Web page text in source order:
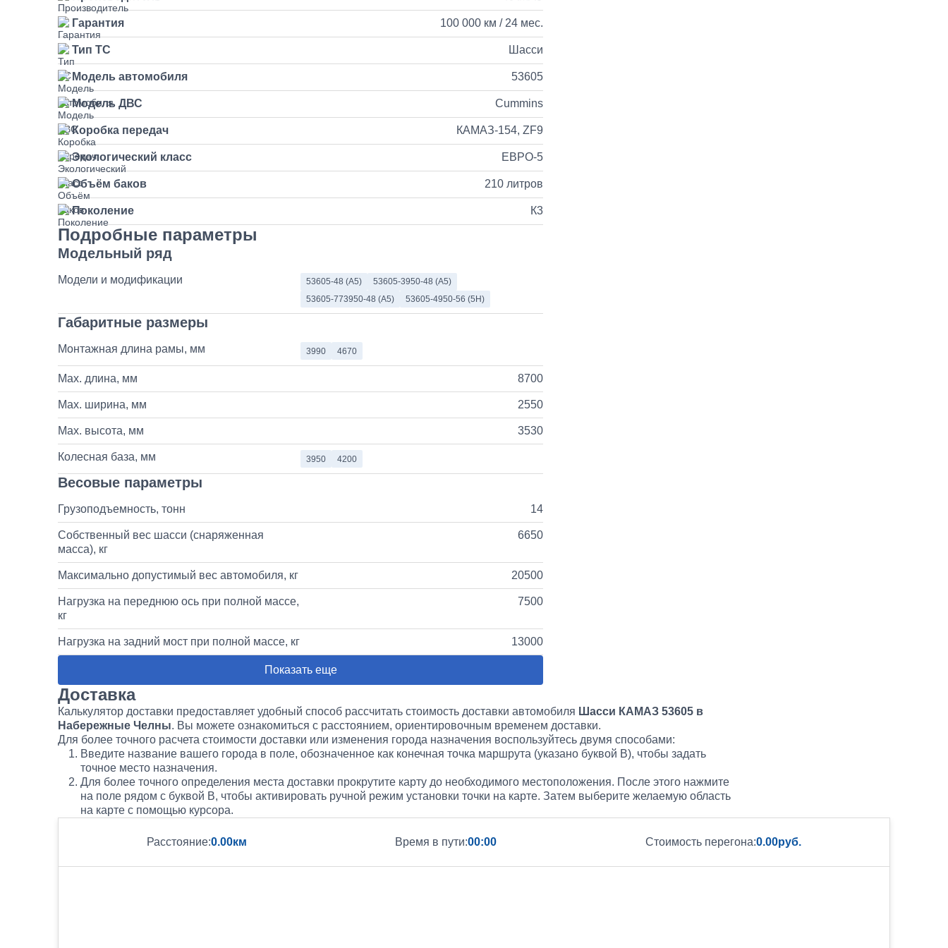
Гарантия 100 000 км / 24 мес.
Тип ТС Шасси
Модель автомобиля 53605
Модель ДВС Cummins
Коробка передач КАМАЗ-154, ZF9
Экологический класс ЕВРО-5
Объём баков 210 литров
Поколение К3
Подробные параметры
Модельный ряд
Модели и модификации 53605-48 (А5)
53605-3950-48 (A5)
53605-773950-48 (A5)
53605-4950-56 (5H)
Габаритные размеры
Монтажная длина рамы, мм 3990 4670
Max. длина, мм 8700
Max. ширина, мм 2550
Max. высота, мм 3530
Колесная база, мм 3950 4200
Весовые параметры
Грузоподъемность, тонн 14
Собственный вес шасси (снаряженная
масса), кг
6650
Максимально допустимый вес автомобиля, кг 20500
Нагрузка на переднюю ось при полной массе,
кг
7500
Нагрузка на задний мост при полной массе, кг 13000
Показать еще
Доставка
Калькулятор доставки предоставляет удобный способ рассчитать стоимость доставки автомобиля Шасси КАМАЗ 53605 в
Набережные Челны. Вы можете ознакомиться с расстоянием, ориентировочным временем доставки.
Для более точного расчета стоимости доставки или изменения города назначения воспользуйтесь двумя способами:
Введите название вашего города в поле, обозначенное как конечная точка маршрута (указано буквой B), чтобы задать
точное место назначения.
Для более точного определения места доставки прокрутите карту до необходимого местоположения. После этого нажмите
на поле рядом с буквой B, чтобы активировать ручной режим установки точки на карте. Затем выберите желаемую область
на карте с помощью курсора.
Расстояние:0.00 Время в пути:00:00 Стоимость перегона:0.00